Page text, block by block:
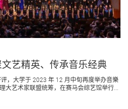
艺精英、传承音乐经典
，大学于 2023 年 12 月中旬再度举办音樂
大艺术家联盟统筹，在赛马会综艺馆举行...